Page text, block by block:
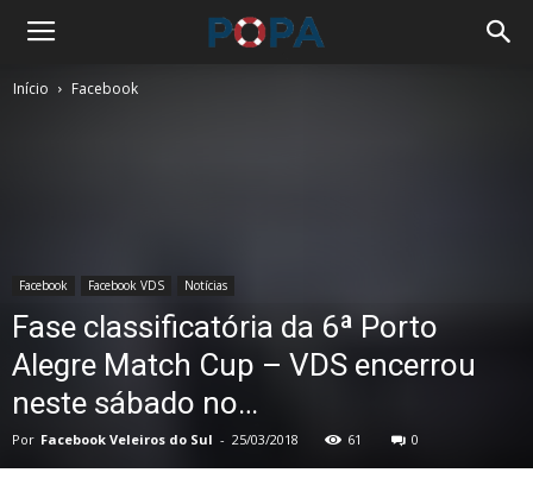
Início Facebook
Facebook Facebook VDS Notícias
Fase classificatória da 6ª Porto
Alegre Match Cup – VDS encerrou
neste sábado no…
Por Facebook Veleiros do Sul - 25/03/2018 61 0